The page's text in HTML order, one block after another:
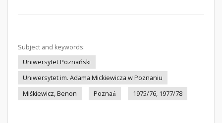
Subject and keywords:
Uniwersytet Poznański
Uniwersytet im. Adama Mickiewicza w Poznaniu
Miśkiewicz, Benon
Poznań 1975/76, 1977/78